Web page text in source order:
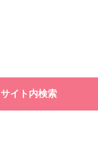
サイト内検索